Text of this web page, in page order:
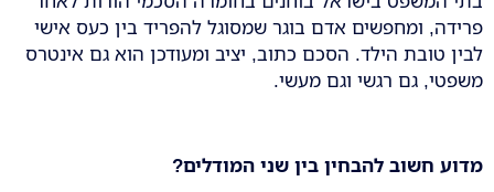
פרידה, ומחפשים אדם בוגר שמסוגל להפריד בין כעס אישי
לבין טובת הילד. הסכם כתוב, יציב ומעודכן הוא גם אינטרס
משפטי, גם רגשי וגם מעשי.
מדוע חשוב להבחין בין שני המודלים?